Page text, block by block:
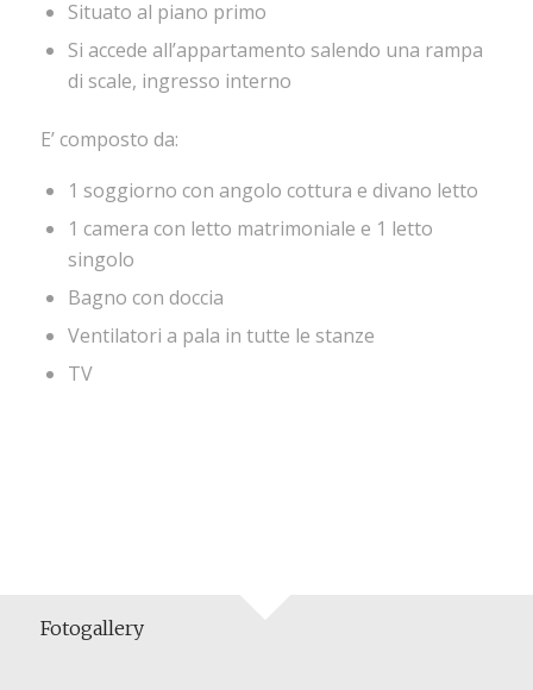
Situato al piano primo
Si accede all’appartamento salendo una rampa
di scale, ingresso interno
E’ composto da:
1 soggiorno con angolo cottura e divano letto
1 camera con letto matrimoniale e 1 letto
singolo
Bagno con doccia
Ventilatori a pala in tutte le stanze
TV
Fotogallery